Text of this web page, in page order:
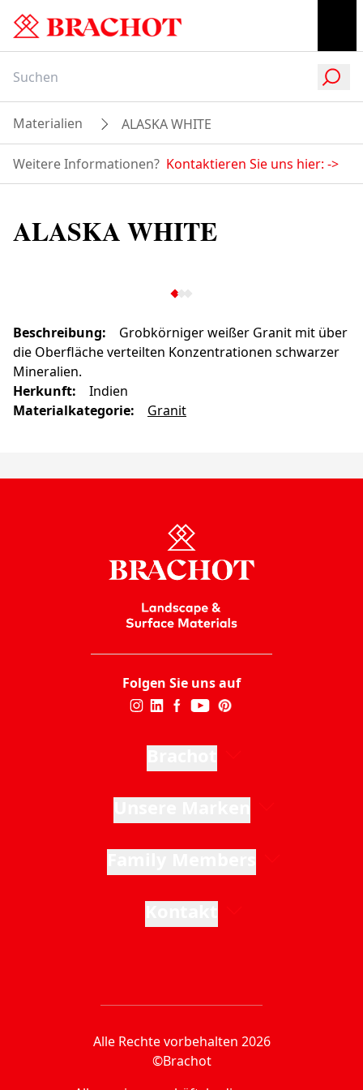
Materialien ALASKA WHITE
Weitere Informationen? Kontaktieren Sie uns hier: ->
ALASKA WHITE
Beschreibung:
Grobkörniger weißer Granit mit über
die Oberfläche verteilten Konzentrationen schwarzer
Mineralien.
Herkunft:
Indien
Materialkategorie: Granit
Folgen Sie uns auf
Alle Rechte vorbehalten 2026
©Brachot